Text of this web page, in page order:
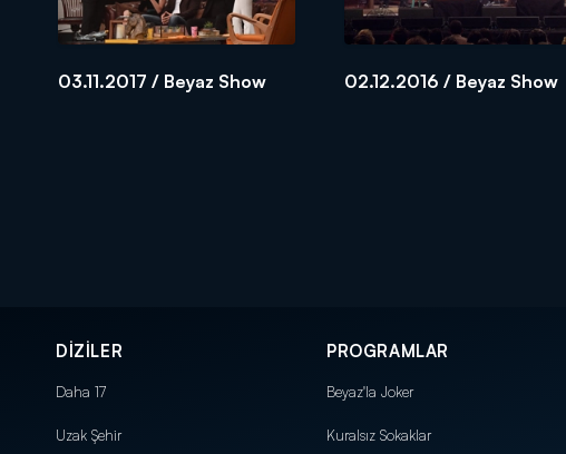
03.11.2017 / Beyaz Show 02.12.2016 / Beyaz Show
DİZİLER
Daha 17
Uzak Şehir
PROGRAMLAR
Beyaz'la Joker
Kuralsız Sokaklar